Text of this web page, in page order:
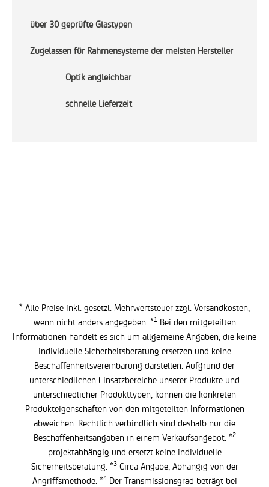
über 30 geprüfte Glastypen
Zugelassen für Rahmensysteme der meisten Hersteller
Optik angleichbar
schnelle Lieferzeit
* Alle Preise inkl. gesetzl. Mehrwertsteuer zzgl. Versandkosten
wenn nicht anders angegeben. *1Bei den mitgeteilten
Informationen handelt es sich um allgemeine Angaben, die keine
individuelle Sicherheitsberatung ersetzen und keine
Beschaffenheitsvereinbarung darstellen. Aufgrund der
unterschiedlichen Einsatzbereiche unserer Produkte und
unterschiedlicher Produkttypen, können die konkreten
Produkteigenschaften von den mitgeteilten Informationen
abweichen. Rechtlich verbindlich sind deshalb nur die
Beschaffenheitsangaben in einem Verkaufsangebot. *2
projektabhängig und ersetzt keine individuelle
Sicherheitsberatung. *3Circa Angabe, Abhängig von der
Angriffsmethode. *4Der Transmissionsgrad beträgt bei